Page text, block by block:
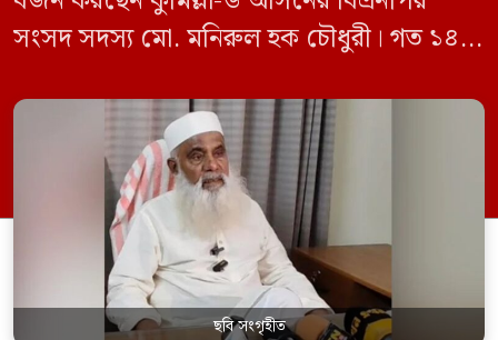
সংসদ সদস্য মো. মনিরুল হক চৌধুরী। গত ১৪
রুলিং ও সিদ্ধান্তের প্রতিবাদে ১৫ থেকে ২৫ জুন
পর্যন্ত তিনি সংসদে যাননি। মনিরুল হক চৌধুরী
বলেন, ‘আমাকে সংসদে অপমান করা হয়েছে।
স্পিকার ফোন […]
ছবি সংগৃহীত